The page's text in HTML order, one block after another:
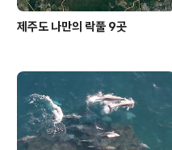
제주도 나만의 락풀 9곳